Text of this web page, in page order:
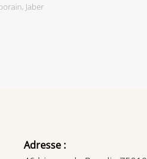
, Jaber
Adresse :